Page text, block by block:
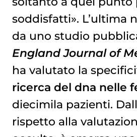
soddisfatti». L’ultima
da uno studio
England Journal of
ha valutato la
ricerca del dna nelle
diecimila pazienti.
rispetto alla